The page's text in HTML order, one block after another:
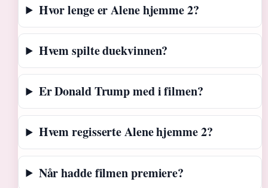
Hvor lenge er Alene hjemme 2?
Hvem spilte duekvinnen?
Er Donald Trump med i filmen?
Hvem regisserte Alene hjemme 2?
Når hadde filmen premiere?